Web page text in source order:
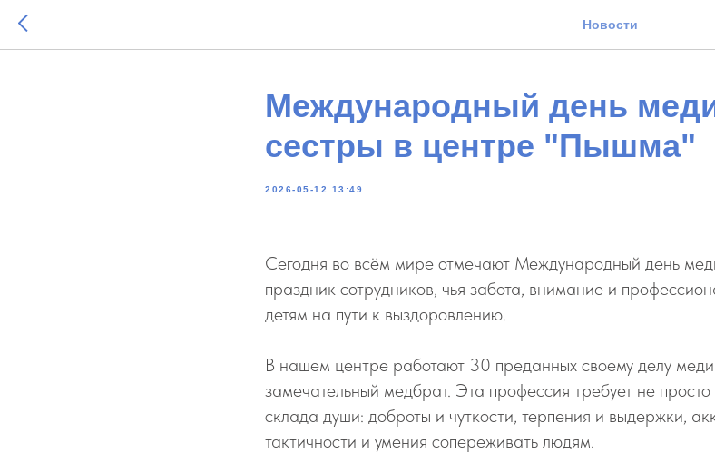
Новости
Международный день
сестры в центре "Пышма"
2026-05-12 13:49
Сегодня во всём мире отмечают Международный день
праздник сотрудников, чья забота, внимание и
детям на пути к выздоровлению.
В нашем центре работают 30 преданных своему делу
замечательный медбрат. Эта профессия требует не
склада души: доброты и чуткости, терпения и выдержки,
тактичности и умения сопереживать людям.